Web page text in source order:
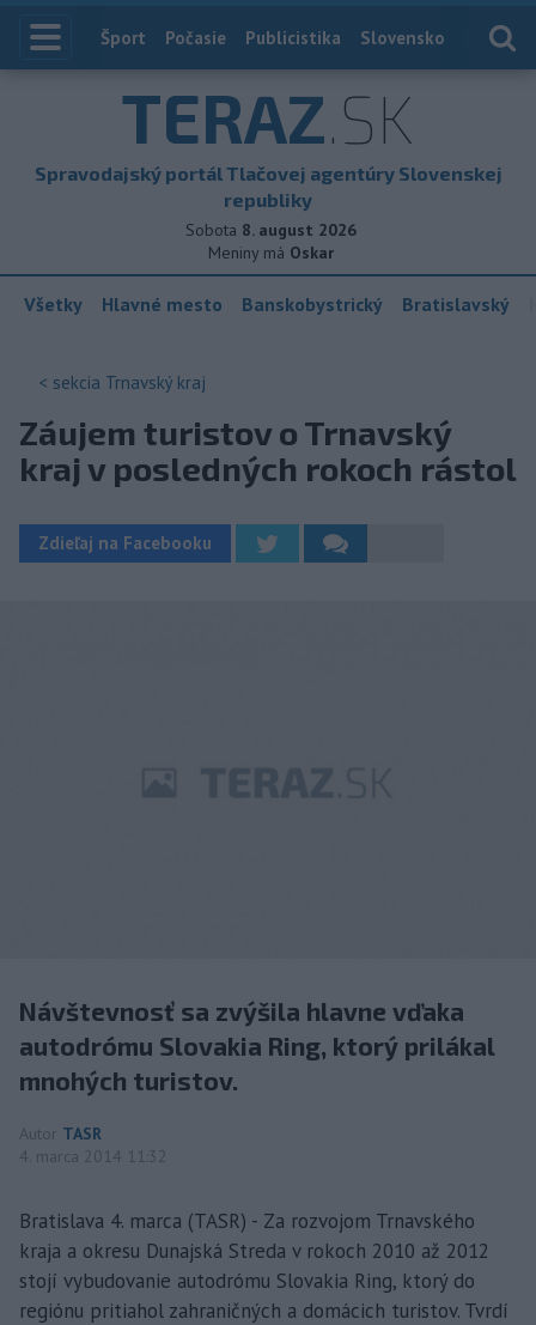
Index
Šport Počasie Publicistika Slovensko
TERAZ.SK
Spravodajský portál Tlačovej agentúry Slovenskej
republiky
Sobota 8. august 2026
Meniny má Oskar
Všetky Hlavné mesto Banskobystrický Bratislavský
< sekcia Trnavský kraj
Záujem turistov o Trnavský
kraj v posledných rokoch rástol
Zdieľaj na Facebooku
Návštevnosť sa zvýšila hlavne vďaka
autodrómu Slovakia Ring, ktorý prilákal
mnohých turistov.
Autor TASR
4. marca 2014 11:32
Bratislava 4. marca (TASR) - Za rozvojom Trnavského
kraja a okresu Dunajská Streda v rokoch 2010 až 2012
stojí vybudovanie autodrómu Slovakia Ring, ktorý do
regiónu pritiahol zahraničných a domácich turistov. Tvrdí